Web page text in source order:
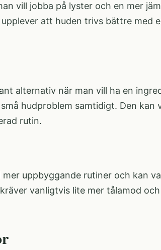
vill jobba på lyster och en mer
att huden trivs bättre med
alternativ när man vill ha en
hudproblem samtidigt. Den kan
rutin.
uppbyggande rutiner och kan
vanligtvis lite mer tålamod